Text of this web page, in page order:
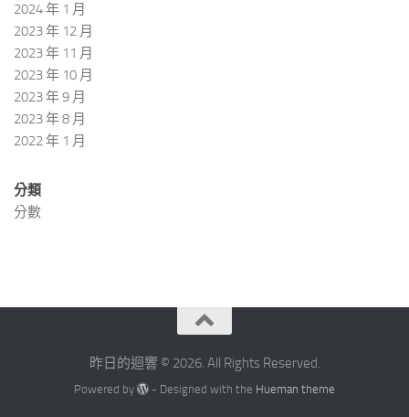
2024 年 1 月
2023 年 12 月
2023 年 11 月
2023 年 10 月
2023 年 9 月
2023 年 8 月
2022 年 1 月
分類
分數
昨日的迴響 © 2026. All Rights Reserved.
Powered by - Designed with the Hueman theme